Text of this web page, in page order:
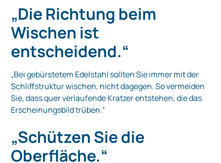
„Die Richtung beim
Wischen ist
entscheidend.“
„Bei gebürstetem Edelstahl sollten Sie immer mit der
Schliffstruktur wischen, nicht dagegen. So vermeiden
Sie, dass quer verlaufende Kratzer entstehen, die das
Erscheinungsbild trüben.“
„Schützen Sie die
Oberfläche.“